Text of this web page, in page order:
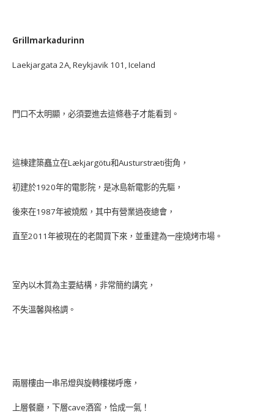
Grillmarkadurinn
Laekjargata 2A, Reykjavik 101, Iceland
門口不太明顯，必須要進去這條巷子才能看到。
這棟建築矗立在Lækjargötu和Austurstræti街角，
初建於1920年的電影院，是冰島新電影的先驅，
後來在1987年被燒燬，其中有營業過夜總會，
直至2011年被現在的老闆買下來，並重建為一座燒烤市場。
室內以木質為主要結構，非常簡約講究，
不失溫馨與格調。
兩層樓由一串吊燈與旋轉樓梯呼應，
上層餐廳，下層cave酒窖，恰成一氣！